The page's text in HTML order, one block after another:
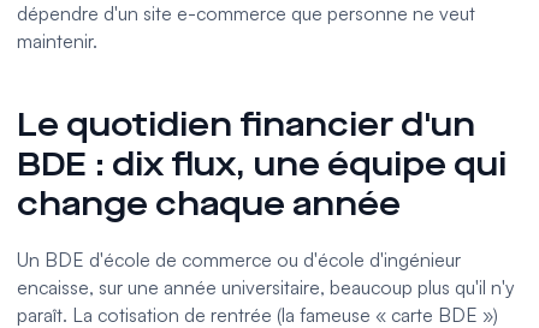
dépendre d'un site e-commerce que personne ne veut
maintenir.
Le quotidien financier d'un
BDE : dix flux, une équipe qui
change chaque année
Un BDE d'école de commerce ou d'école d'ingénieur
encaisse, sur une année universitaire, beaucoup plus qu'il n'y
paraît. La cotisation de rentrée (la fameuse « carte BDE »)